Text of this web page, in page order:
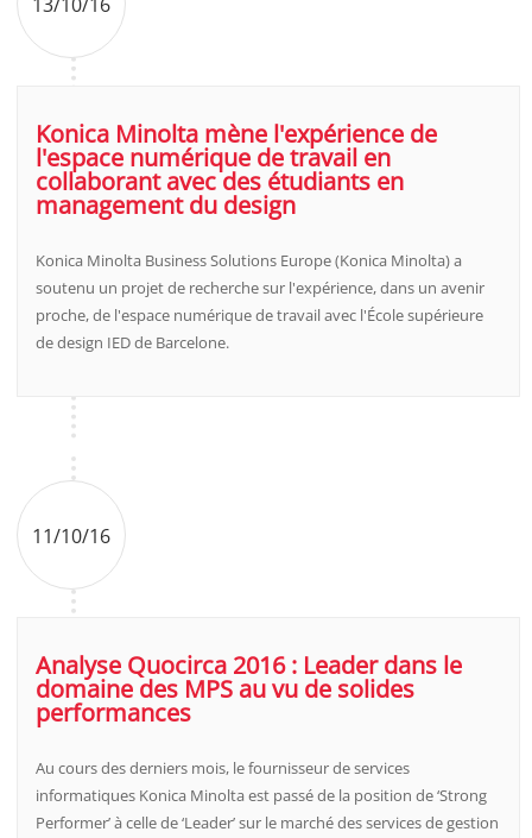
Konica Minolta mène l'expérience de
l'espace numérique de travail en
collaborant avec des étudiants en
management du design
Konica Minolta Business Solutions Europe (Konica Minolta) a
soutenu un projet de recherche sur l'expérience, dans un avenir
proche, de l'espace numérique de travail avec l'École supérieure
de design IED de Barcelone.
11/10/16
Analyse Quocirca 2016 : Leader dans le
domaine des MPS au vu de solides
performances
Au cours des derniers mois, le fournisseur de services
informatiques Konica Minolta est passé de la position de ‘Strong
Performer’ à celle de ‘Leader’ sur le marché des services de gestion